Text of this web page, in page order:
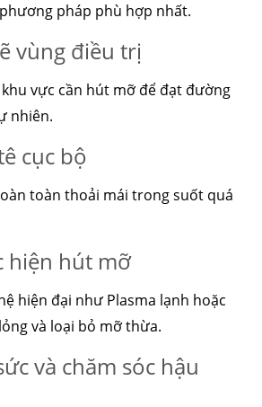
pháp phù hợp nhất.
vùng điều trị
vực cần hút mỡ để đạt đường
nhiên.
cục bộ
toàn thoải mái trong suốt quá
hiện hút mỡ
hiện đại như Plasma lạnh hoặc
và loại bỏ mỡ thừa.
và chăm sóc hậu